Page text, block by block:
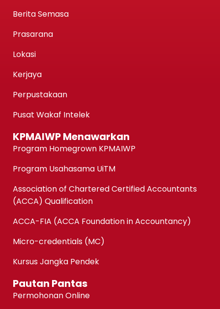
Berita Semasa
Prasarana
Lokasi
Kerjaya
Perpustakaan
Pusat Wakaf Intelek
KPMAIWP Menawarkan
Program Homegrown KPMAIWP
Program Usahasama UiTM
Association of Chartered Certified Accountants
(ACCA) Qualification
ACCA-FIA (ACCA Foundation in Accountancy)
Micro-credentials (MC)
Kursus Jangka Pendek
Pautan Pantas
Permohonan Online